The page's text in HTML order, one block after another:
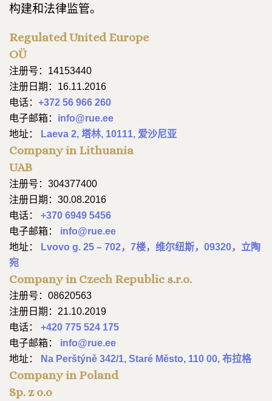
构建和法律监管。
Regulated United Europe
OÜ
注册号：14153440
注册日期：16.11.2016
电话： +372 56 966 260
电子邮箱： info@rue.ee
地址：
Laeva 2, 塔林, 10111, 爱沙尼亚
Company in Lithuania
UAB
注册号：304377400
注册日期：30.08.2016
电话： +370 6949 5456
电子邮箱： info@rue.ee
地址：
Lvovo g. 25 – 702，7楼，维尔纽斯，09320，立陶
宛
Company in Czech Republic s.r.o.
注册号：08620563
注册日期：21.10.2019
电话： +420 775 524 175
电子邮箱： info@rue.ee
地址：
Na Perštýně 342/1, Staré Město, 110 00, 布拉格
Company in Poland
Sp. z o.o